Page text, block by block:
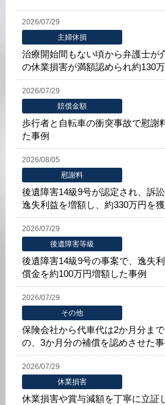
主婦休損
2026/07/29
治療開始間もない頃から弁護士が
の休業損害が満額認められ約130
賠償金額
2026/07/29
歩行者と自転車の衝突事故で慰謝
た事例
慰謝料
2026/08/05
後遺障害14級9号が認定され、訴
逸失利益を増額し、約330万円を
後遺障害等級
2026/07/29
後遺障害14級9号の事案で、逸失
償金を約100万円増額した事例
その他
2026/07/29
保険会社から代車代は2か月分ま
の、3か月分の補償を認めさせた
休業損害
2026/07/29
休業損害や賞与減額を丁寧に立証